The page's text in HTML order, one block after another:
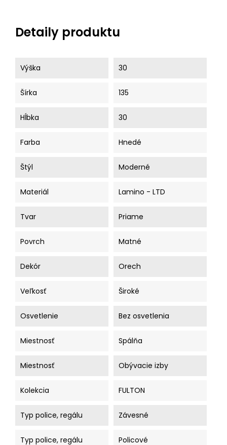
Detaily produktu
Výška 30
Šírka 135
Hĺbka 30
Farba Hnedé
Štýl Moderné
Materiál Lamino - LTD
Tvar Priame
Povrch Matné
Dekór Orech
Veľkosť Široké
Osvetlenie Bez osvetlenia
Miestnosť Spálňa
Miestnosť Obývacie izby
Kolekcia FULTON
Typ police, regálu Závesné
Typ police, regálu Policové